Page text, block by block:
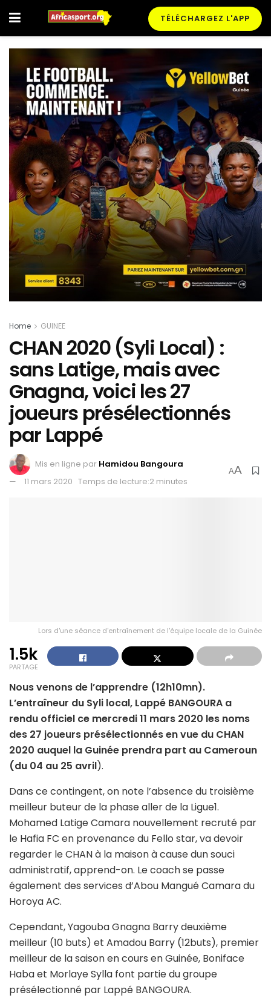
TÉLÉCHARGEZ L'APP
Home GUINEE
CHAN 2020 (Syli Local) :
sans Latige, mais avec
Gnagna, voici les 27
joueurs présélectionnés
par Lappé
Mis en ligne par Hamidou Bangoura
11 mars 2020 Temps de lecture:2 minutes
AA
Lors d'une séance d'entraînement de l'équipe locale de la Guinée
1.5k
PARTAGE
Nous venons de l’apprendre (12h10mn).
L’entraîneur du Syli local, Lappé BANGOURA a
rendu officiel ce mercredi 11 mars 2020 les noms
des 27 joueurs présélectionnés en vue du CHAN
2020 auquel la Guinée prendra part au Cameroun
(du 04 au 25 avril).
Dans ce contingent, on note l’absence du troisième
meilleur buteur de la phase aller de la Ligue1.
Mohamed Latige Camara nouvellement recruté par
le Hafia FC en provenance du Fello star, va devoir
regarder le CHAN à la maison à cause dun souci
administratif, apprend-on. Le coach se passe
également des services d’Abou Mangué Camara du
Horoya AC.
Cependant, Yagouba Gnagna Barry deuxième
meilleur (10 buts) et Amadou Barry (12buts), premier
meilleur de la saison en cours en Guinée, Boniface
Haba et Morlaye Sylla font partie du groupe
présélectionné par Lappé BANGOURA.